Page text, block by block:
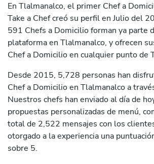
En Tlalmanalco, el primer Chef a
Take a Chef creó su perfil en Julio del
591 Chefs a Domicilio forman ya parte
plataforma en Tlalmanalco, y ofrecen
Chef a Domicilio en cualquier punto de
Desde 2015, 5,728 personas han
Chef a Domicilio en Tlalmanalco a
Nuestros chefs han enviado al día de
propuestas personalizadas de menú,
total de 2,522 mensajes con los
otorgado a la experiencia una
sobre 5.